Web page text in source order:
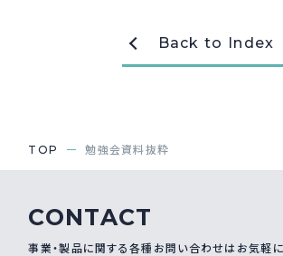
Back to Index
TOP 勉強会資料抜粋
CONTACT
事業・製品に関する各種お問い合わせはお気軽